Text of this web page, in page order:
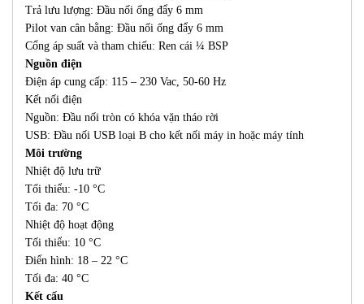
Trả lưu lượng: Đầu nối ống đẩy 6 mm
Pilot van cân bằng: Đầu nối ống đẩy 6 mm
Cổng áp suất và tham chiếu: Ren cái ¼ BSP
Nguồn điện
Điện áp cung cấp: 115 – 230 Vac, 50-60 Hz
Kết nối điện
Nguồn: Đầu nối tròn có khóa vặn tháo rời
USB: Đầu nối USB loại B cho kết nối máy in hoặc máy tính
Môi trường
Nhiệt độ lưu trữ
Tối thiểu: -10 °C
Tối đa: 70 °C
Nhiệt độ hoạt động
Tối thiểu: 10 °C
Điển hình: 18 – 22 °C
Tối đa: 40 °C
Kết cấu